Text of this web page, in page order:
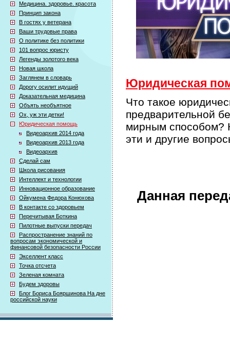
Медицина. здоровье. красота
Принцип закона
В гостях у ветерана
Ваши трудовые права
О политике без политики
101 вопрос юристу
Легенды золотого века
Новая школа
Заглянем в словарь
Дорогу осилит идущий
Доказательная медицина
Объять необъятное
Ох, уж эти детки!
Юридическая помощь
Видеоархив 2014 года
Видеоархив 2013 года
Видеоархив
Сделай сам
Школа рисования
Интеллект и технологии
Инновационное образование
Ойкумена Федора Конюхова
В контакте со здоровьем
Перечитывая Боткина
Пилотные выпуски передач
Распространение знаний по
вопросам экономической и
финансовой безопасности России
Экселлент класс
Точка отсчета
Зеленая комната
Будем здоровы
Блог Бориса Бояршинова На дне
российской науки
Юридическая
Что такое
предварительной
мирным способом?
эти и другие
Данная